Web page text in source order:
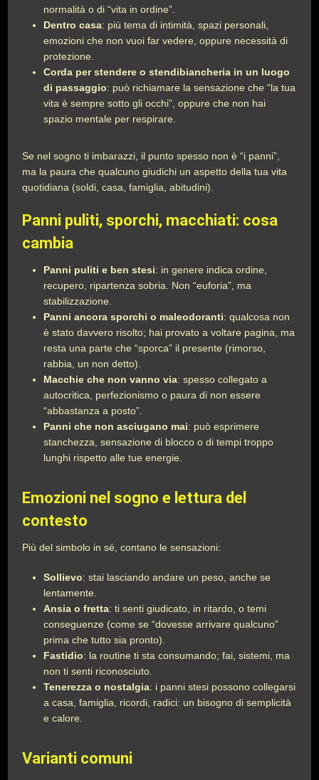
normalità o di “vita in ordine”.
Dentro casa: più tema di intimità, spazi personali,
emozioni che non vuoi far vedere, oppure necessità di
protezione.
Corda per stendere o stendibiancheria in un luogo
di passaggio: può richiamare la sensazione che “la tua
vita è sempre sotto gli occhi”, oppure che non hai
spazio mentale per respirare.
Se nel sogno ti imbarazzi, il punto spesso non è “i panni”,
ma la paura che qualcuno giudichi un aspetto della tua vita
quotidiana (soldi, casa, famiglia, abitudini).
Panni puliti, sporchi, macchiati: cosa
cambia
Panni puliti e ben stesi: in genere indica ordine,
recupero, ripartenza sobria. Non “euforia”, ma
stabilizzazione.
Panni ancora sporchi o maleodoranti: qualcosa non
è stato davvero risolto; hai provato a voltare pagina, ma
resta una parte che “sporca” il presente (rimorso,
rabbia, un non detto).
Macchie che non vanno via: spesso collegato a
autocritica, perfezionismo o paura di non essere
“abbastanza a posto”.
Panni che non asciugano mai: può esprimere
stanchezza, sensazione di blocco o di tempi troppo
lunghi rispetto alle tue energie.
Emozioni nel sogno e lettura del
contesto
Più del simbolo in sé, contano le sensazioni:
Sollievo: stai lasciando andare un peso, anche se
lentamente.
Ansia o fretta: ti senti giudicato, in ritardo, o temi
conseguenze (come se “dovesse arrivare qualcuno”
prima che tutto sia pronto).
Fastidio: la routine ti sta consumando; fai, sistemi, ma
non ti senti riconosciuto.
Tenerezza o nostalgia: i panni stesi possono collegarsi
a casa, famiglia, ricordi, radici: un bisogno di semplicità
e calore.
Varianti comuni